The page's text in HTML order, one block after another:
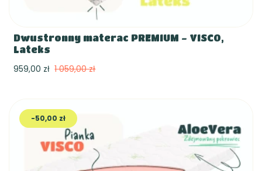
Dwustronny materac PREMIUM - VISCO,
Lateks
959,00 zł 1 059,00 zł
-50,00 zł